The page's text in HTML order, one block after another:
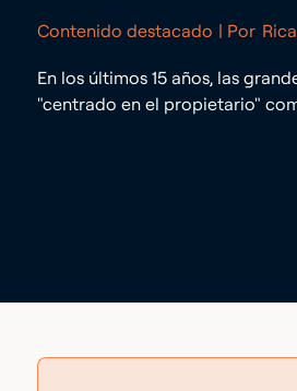
Contenido destacado | Por
En los últimos 15 años, las
"centrado en el propietario"